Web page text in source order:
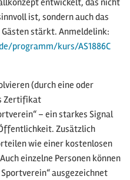
entwickelt, das nicht
ist, sondern auch das
stärkt. Anmeldelink:
programm/kurs/AS1886C
(durch eine oder
Zertifikat
– ein starkes Signal
Zusätzlich
wie einer kostenlosen
einzelne Personen können
ausgezeichnet